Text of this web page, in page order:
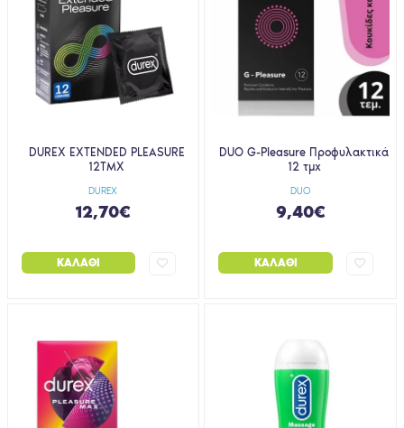
DUREX
DUREX EXTENDED PLEASURE
12ΤΜΧ
12,70€
ΚΑΛΆΘΙ
DUO
DUO G-Pleasure Προφυλακτικά
12 τμχ
9,40€
ΚΑΛΆΘΙ